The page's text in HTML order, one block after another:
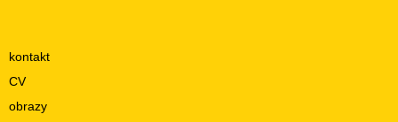
kontakt
CV
obrazy